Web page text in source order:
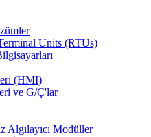
Units (RTUs)
(HMI)
ve G/Ç'lar
Algılayıcı Modüller